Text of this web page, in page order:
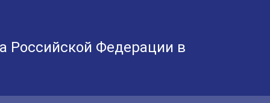
Российской Федерации в